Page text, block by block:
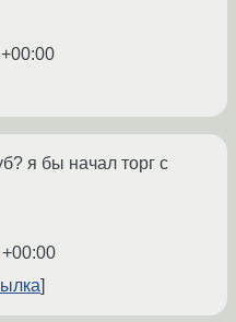
я бы начал торг с